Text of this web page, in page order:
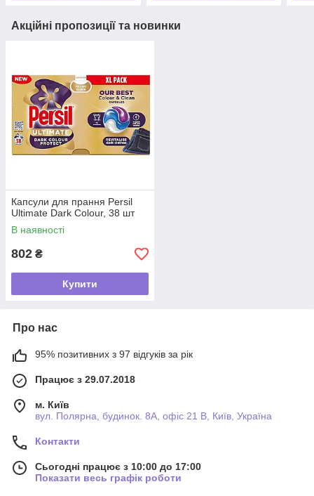
Акційні пропозиції та новинки
Капсули для прання Persil
Ultimate Dark Colour, 38 шт
В наявності
802 ₴
Купити
Про нас
95% позитивних з 97 відгуків за рік
Працює з 29.07.2018
м. Київ
вул. Полярна, будинок. 8А, офіс 21 В, Київ, Україна
Контакти
Сьогодні працює з 10:00 до 17:00
Показати весь графік роботи